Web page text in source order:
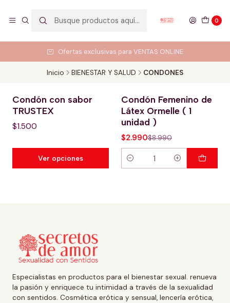
0
Ofertas exclusivas para VENTAS ONLINE
Inicio BIENESTAR Y SALUD CONDONES
Condón con sabor
TRUSTEX
$1.500
Ver opciones
-67% OFERTA HOT
Condón Femenino de
Látex Ormelle ( 1
unidad )
$2.990$8.990
Cantidad
Especialistas en productos para el bienestar sexual. renueva
la pasión y enriquece tu intimidad a través de la sexualidad
con sentidos. Cosmética erótica y sensual, lencería erótica,